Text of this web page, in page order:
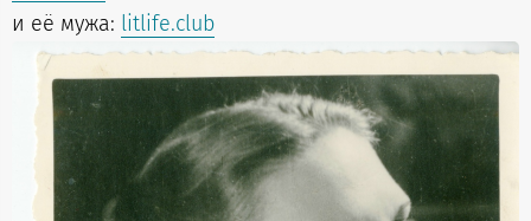
и её мужа: litlife.club